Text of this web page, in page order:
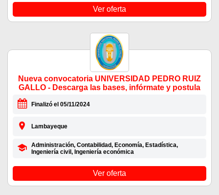
Ver oferta
Nueva convocatoria UNIVERSIDAD PEDRO RUIZ
GALLO - Descarga las bases, infórmate y postula
Finalizó el 05/11/2024
Lambayeque
Administración, Contabilidad, Economía, Estadística,
Ingeniería civil, Ingeniería económica
Ver oferta